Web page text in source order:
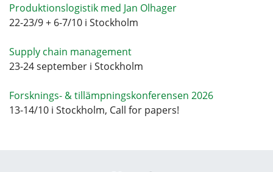
Produktionslogistik med Jan Olhager
22-23/9 + 6-7/10 i Stockholm
Supply chain management
23-24 september i Stockholm
Forsknings- & tillämpningskonferensen 2026
13-14/10 i Stockholm, Call for papers!